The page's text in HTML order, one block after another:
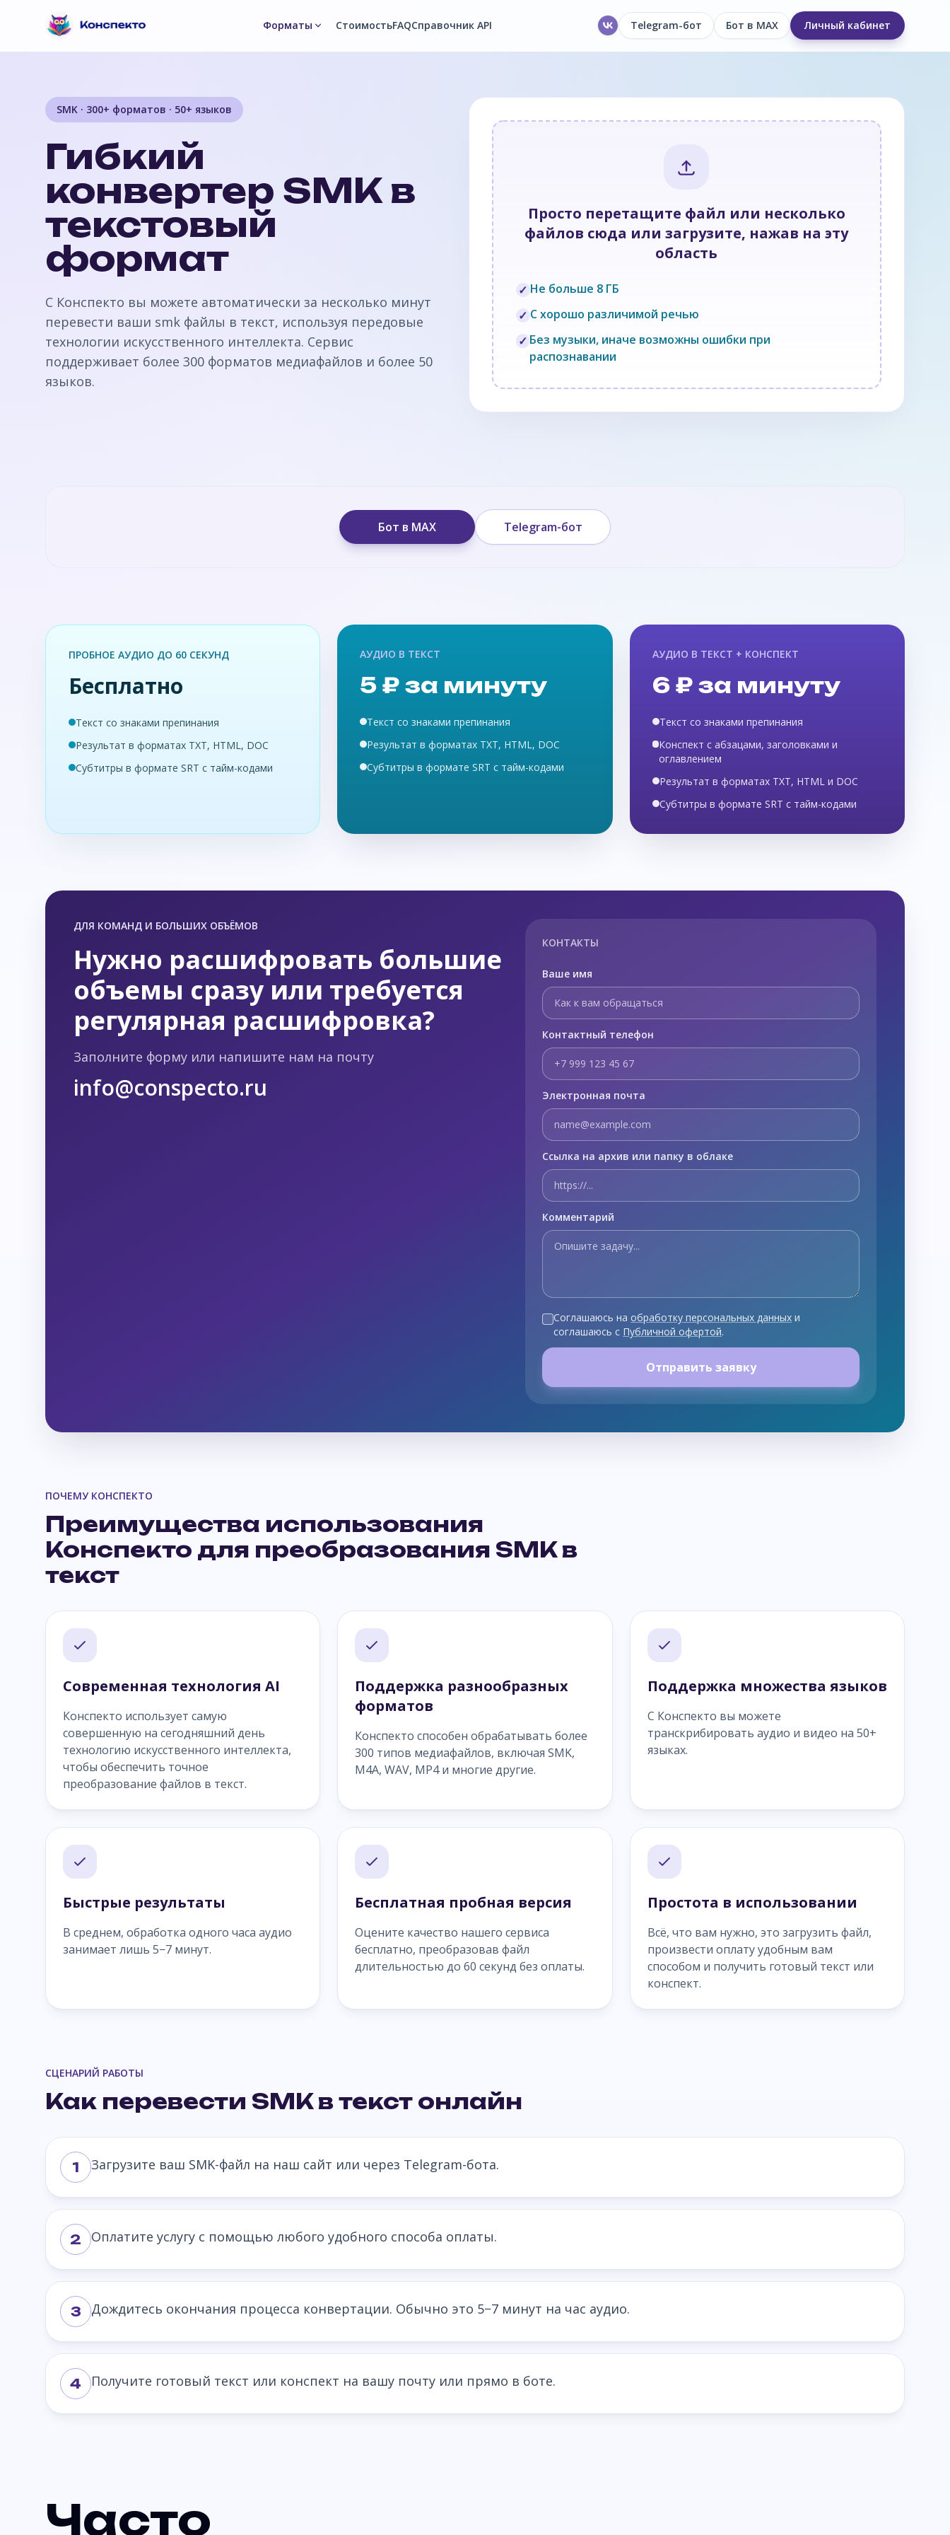
Форматы СтоимостьFAQСправочник API Telegram-бот Бот в MAX Личный кабинет
SMK · 300+ форматов · 50+ языков
Гибкий
конвертер SMK в
текстовый
формат
С Конспекто вы можете автоматически за несколько минут
перевести ваши smk файлы в текст, используя передовые
технологии искусственного интеллекта. Сервис
поддерживает более 300 форматов медиафайлов и более 50
языков.
Просто перетащите файл или несколько
файлов сюда или загрузите, нажав на эту
область
✓ Не больше 8 ГБ
✓ С хорошо различимой речью
✓ Без музыки, иначе возможны ошибки при
распознавании
Бот в MAX Telegram-бот
ПРОБНОЕ АУДИО ДО 60 СЕКУНД
Бесплатно
Текст со знаками препинания
Результат в форматах TXT, HTML, DOC
Субтитры в формате SRT с тайм-кодами
АУДИО В ТЕКСТ
5 ₽ за минуту
Текст со знаками препинания
Результат в форматах TXT, HTML, DOC
Субтитры в формате SRT с тайм-кодами
АУДИО В ТЕКСТ + КОНСПЕКТ
6 ₽ за минуту
Текст со знаками препинания
Конспект с абзацами, заголовками и
оглавлением
Результат в форматах TXT, HTML и DOC
Субтитры в формате SRT с тайм-кодами
ДЛЯ КОМАНД И БОЛЬШИХ ОБЪЁМОВ
Нужно расшифровать большие
объемы сразу или требуется
регулярная расшифровка?
Заполните форму или напишите нам на почту
info@conspecto.ru
КОНТАКТЫ
Ваше имя
Контактный телефон
Электронная почта
Ссылка на архив или папку в облаке
Комментарий
Соглашаюсь на обработку персональных данных и
соглашаюсь с Публичной офертой.
Отправить заявку
ПОЧЕМУ КОНСПЕКТО
Преимущества использования
Конспекто для преобразования SMK в
текст
Современная технология AI
Конспекто использует самую
совершенную на сегодняшний день
технологию искусственного интеллекта,
чтобы обеспечить точное
преобразование файлов в текст.
Поддержка разнообразных
форматов
Конспекто способен обрабатывать более
300 типов медиафайлов, включая SMK,
M4A, WAV, MP4 и многие другие.
Поддержка множества языков
С Конспекто вы можете
транскрибировать аудио и видео на 50+
языках.
Быстрые результаты
В среднем, обработка одного часа аудио
занимает лишь 5−7 минут.
Бесплатная пробная версия
Оцените качество нашего сервиса
бесплатно, преобразовав файл
длительностью до 60 секунд без оплаты.
Простота в использовании
Всё, что вам нужно, это загрузить файл,
произвести оплату удобным вам
способом и получить готовый текст или
конспект.
СЦЕНАРИЙ РАБОТЫ
Как перевести SMK в текст онлайн
1 Загрузите ваш SMK-файл на наш сайт или через Telegram-бота.
2 Оплатите услугу с помощью любого удобного способа оплаты.
3 Дождитесь окончания процесса конвертации. Обычно это 5−7 минут на час аудио.
4 Получите готовый текст или конспект на вашу почту или прямо в боте.
Часто